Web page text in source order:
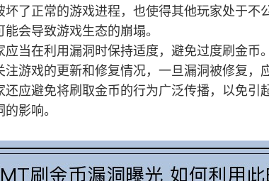
坏了正常的游戏进程，也使得其他玩家处于不
会导致游戏生态的崩塌。
应当在利用漏洞时保持适度，避免过度刷金币
注游戏的更新和修复情况，一旦漏洞被修复，
还应避免将刷取金币的行为广泛传播，以免引
影响。